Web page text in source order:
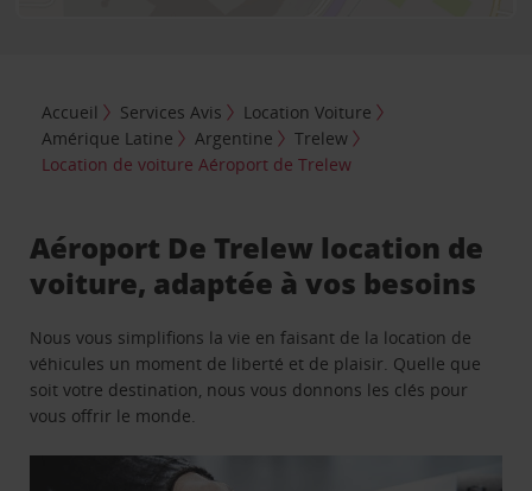
Accueil Services Avis
Location Voiture
Amérique Latine
Argentine
Trelew
Location de voiture Aéroport de Trelew
Aéroport De Trelew location de
voiture, adaptée à vos besoins
Nous vous simplifions la vie en faisant de la location de
véhicules un moment de liberté et de plaisir. Quelle que
soit votre destination, nous vous donnons les clés pour
vous offrir le monde.